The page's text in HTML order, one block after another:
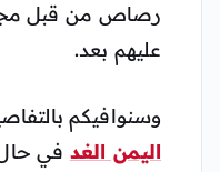
رصاص من قبل
عليهم بعد.
وسنوافيكم
اليمن الغد في